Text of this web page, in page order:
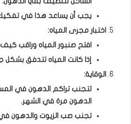
يجب أن يساعد هذا في تفكيك
اختبار مجرى المياه:
افتح صنبور المياه وراقب
إذا كانت المياه تتدفق
الوقاية:
لتجنب تراكم الدهون في
الدهون مرة في الشهر.
تجنب صب الزيوت والدهون